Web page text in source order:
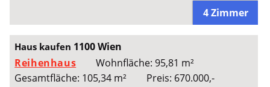
4 Zimmer
Haus kaufen 1100 Wien
Reihenhaus
Wohnfläche: 95,81 m²
Gesamtfläche: 105,34 m²
Preis: 670.000,-